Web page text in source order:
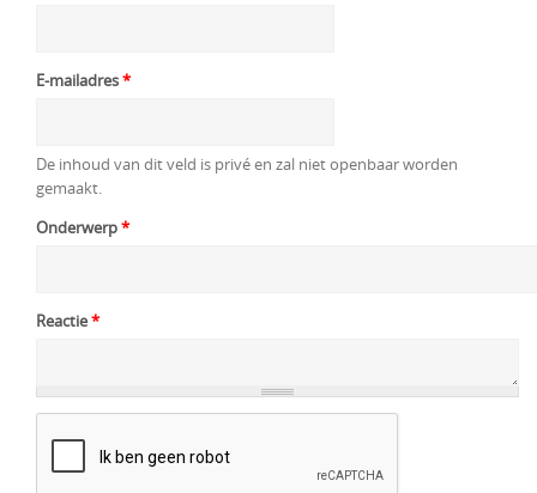
E-mailadres*
De inhoud van dit veld is privé en zal niet openbaar worden
gemaakt.
Onderwerp*
Reactie*